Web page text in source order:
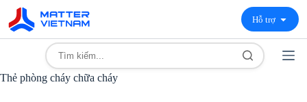
Hỗ trợ
Thẻ phòng cháy chữa cháy